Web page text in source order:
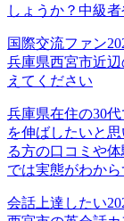
しょうか？中級
国際交流ファン
兵庫県西宮市近
えてください
兵庫県在住の30
を伸ばしたいと
る方の口コミや
では実態がわか
会話上達したい